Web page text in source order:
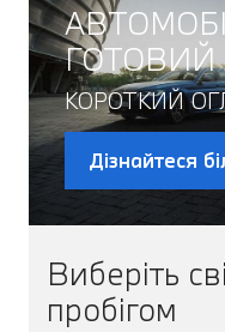
Виберіть
пробігом
ГОТОВИЙ
КОРОТКИЙ
Дізнайтеся